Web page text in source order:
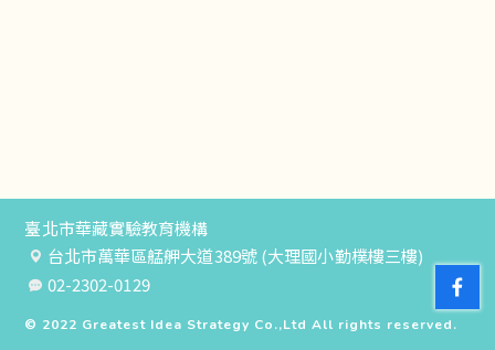
臺北市華藏實驗教育機構
台北市萬華區艋舺大道389號 (大理國小勤樸樓三樓)
02-2302-0129
© 2022 Greatest Idea Strategy Co.,Ltd All rights reserved.